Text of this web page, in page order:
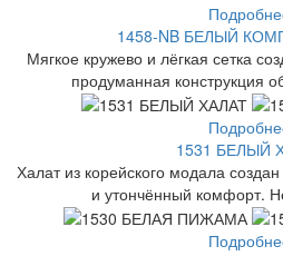
1458-NB БЕЛЫЙ
Мягкое кружево и лёгкая сетка
продуманная конструкция
1531 БЕЛЫЙ
Халат из корейского модала
и утончённый комфорт.